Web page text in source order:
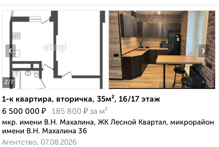
2/7
‹ ›
1-к квартира, вторичка, 35м², 16/17 этаж
6 500 000 ₽ 185 800 ₽ за м²
мкр. имени В.Н. Махалина, ЖК Лесной Квартал, микрорайон
имени В.Н. Махалина 36
Агентство, 07.08.2026